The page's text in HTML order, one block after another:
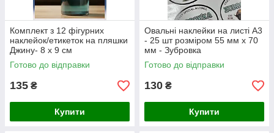
Комплект з 12 фігурних
наклейок/етикеток на пляшки
Джину- 8 х 9 см
Готово до відправки
135 ₴
Купити
Овальні наклейки на листі А3
- 25 шт розміром 55 мм х 70
мм - Зубровка
Готово до відправки
130 ₴
Купити